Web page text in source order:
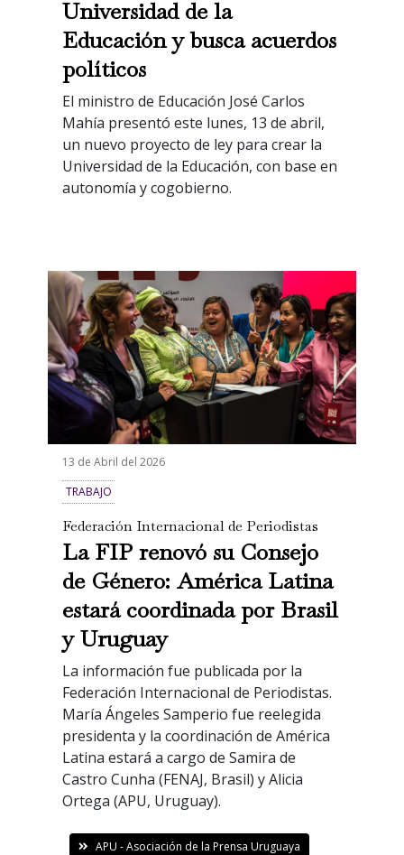
Universidad de la
Educación y busca acuerdos
políticos
El ministro de Educación José Carlos
Mahía presentó este lunes, 13 de abril,
un nuevo proyecto de ley para crear la
Universidad de la Educación, con base en
autonomía y cogobierno.
13 de Abril del 2026
TRABAJO
Federación Internacional de Periodistas
La FIP renovó su Consejo
de Género: América Latina
estará coordinada por Brasil
y Uruguay
La información fue publicada por la
Federación Internacional de Periodistas.
María Ángeles Samperio fue reelegida
presidenta y la coordinación de América
Latina estará a cargo de Samira de
Castro Cunha (FENAJ, Brasil) y Alicia
Ortega (APU, Uruguay).
APU - Asociación de la Prensa Uruguaya